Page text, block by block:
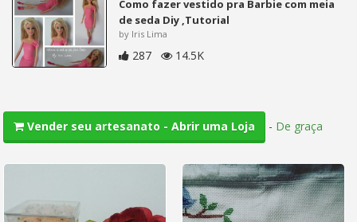
Como fazer vestido pra Barbie com meia
de seda Diy ,Tutorial
by Iris Lima
287 14.5K
Vender seu artesanato - Abrir uma Loja - De graça